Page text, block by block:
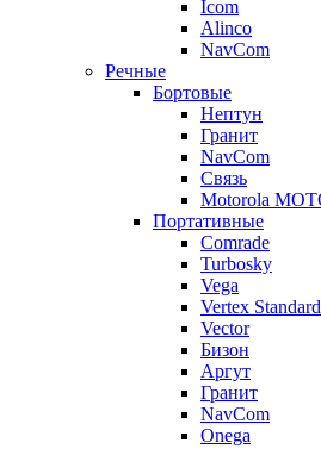
Icom
Alinco
NavCom
Речные
Бортовые
Нептун
Гранит
NavCom
Связь
Motorola
Портативные
Comrade
Turbosky
Vega
Vertex Standard
Vector
Бизон
Аргут
Гранит
NavCom
Onega